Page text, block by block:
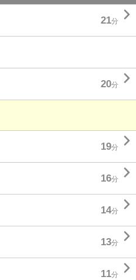
21分 
20分 
19分 
16分 
14分 
13分 
11分 